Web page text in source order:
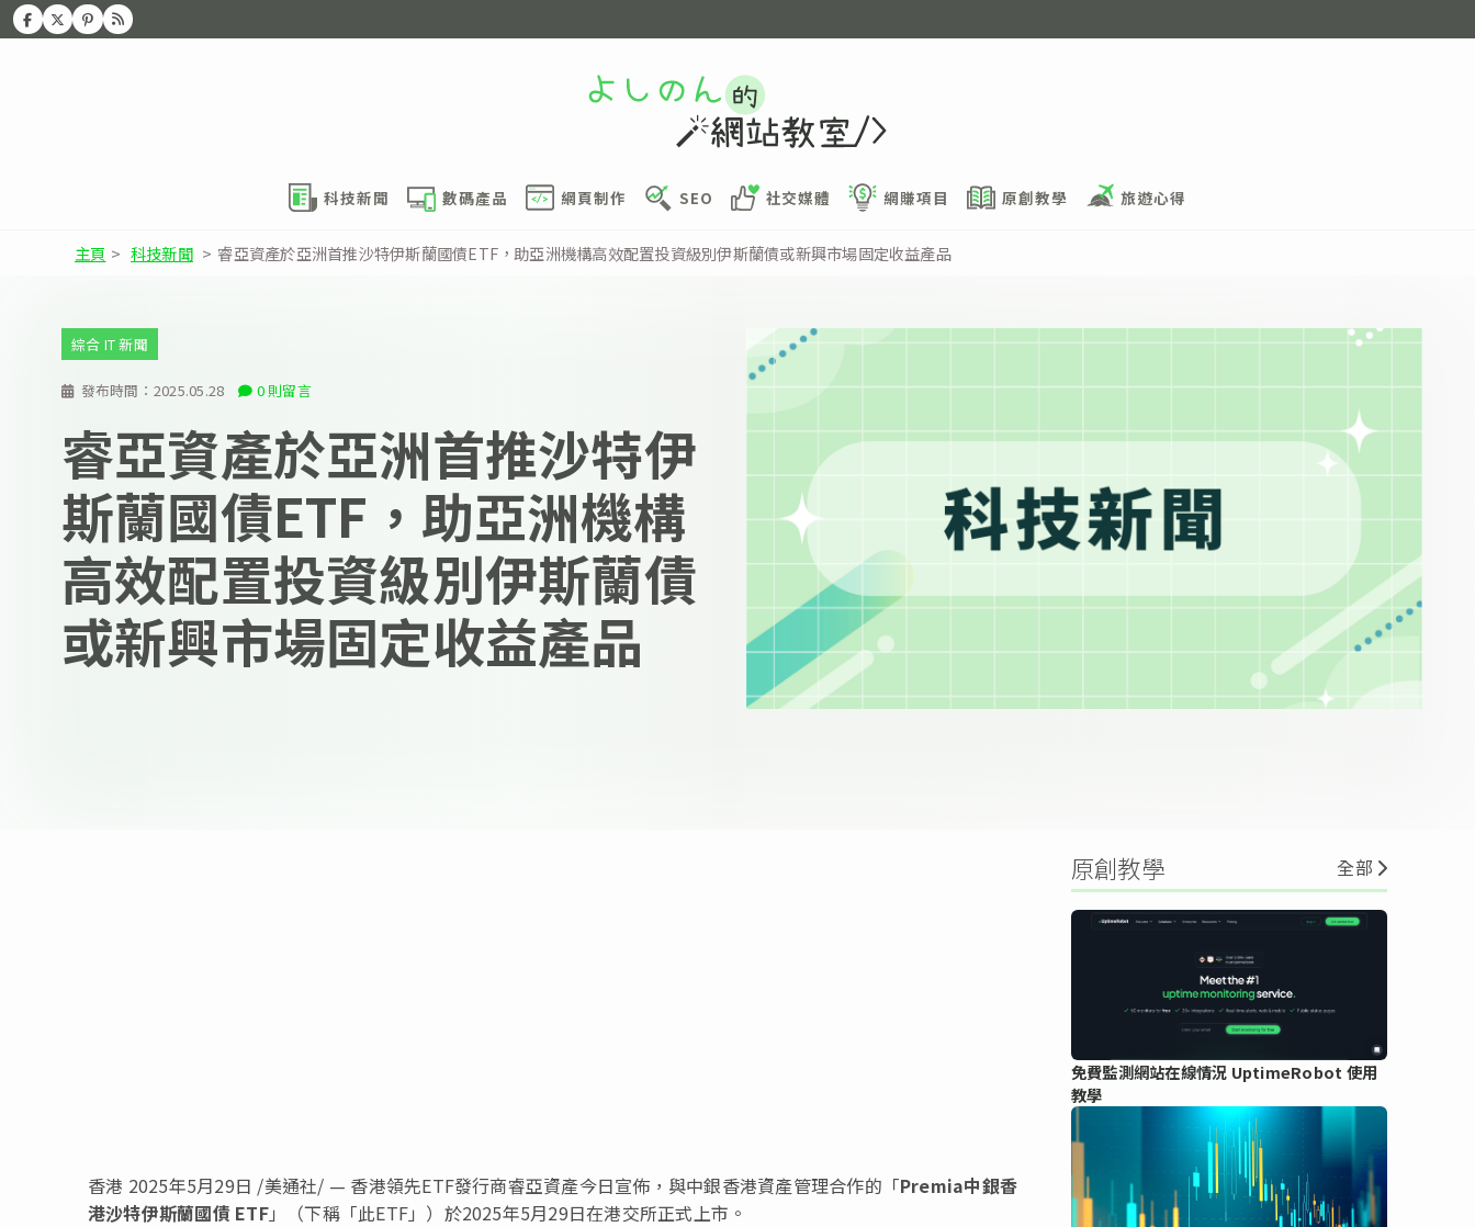
科技新聞 數碼產品 網頁制作 SEO 社交媒體 網賺項目 原創教學 旅遊心得
主頁 > 科技新聞 > 睿亞資產於亞洲首推沙特伊斯蘭國債ETF，助亞洲機構高效配置投資級別伊斯蘭債或新興市場固定收益產品
發布時間： 2025.05.28 0 則留言
綜合 IT 新聞
睿亞資產於亞洲首推沙特伊
斯蘭國債ETF，助亞洲機構
高效配置投資級別伊斯蘭債
或新興市場固定收益產品
香港 2025年5月29日 /美通社/ — 香港領先ETF發行商睿亞資產今日宣佈，與中銀香港資產管理合作的「Premia中銀香
港沙特伊斯蘭國債 ETF」（下稱「此ETF」）於2025年5月29日在港交所正式上市。
原創教學 全部
免費監測網站在線情況 UptimeRobot 使用
教學